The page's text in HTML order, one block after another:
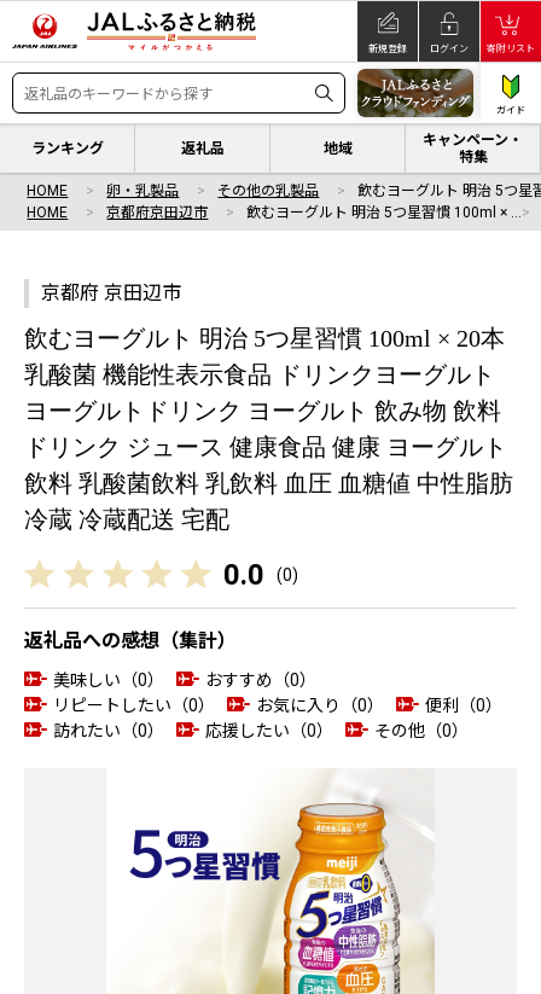
新規登録 ログイン 寄附リスト
ガイド
ランキング 返礼品 地域
キャンペーン・
特集
HOME 卵・乳製品 その他の乳製品
飲むヨーグルト 明治 5つ星
HOME
京都府京田辺市 飲むヨーグルト 明治 5つ星習慣 100ml × …
京都府 京田辺市
飲むヨーグルト 明治 5つ星習慣 100ml × 20本
乳酸菌 機能性表示食品 ドリンクヨーグルト
ヨーグルトドリンク ヨーグルト 飲み物 飲料
ドリンク ジュース 健康食品 健康 ヨーグルト
飲料 乳酸菌飲料 乳飲料 血圧 血糖値 中性脂肪
冷蔵 冷蔵配送 宅配
0.0 (0)
返礼品への感想（集計）
美味しい（0）
おすすめ（0）
リピートしたい（0）
お気に入り（0）
便利（0）
訪れたい（0）
応援したい（0） その他（0）